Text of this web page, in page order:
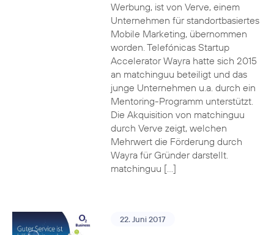
Werbung, ist von Verve, einem
Unternehmen für standortbasiertes
Mobile Marketing, übernommen
worden. Telefónicas Startup
Accelerator Wayra hatte sich 2015
an matchinguu beteiligt und das
junge Unternehmen u.a. durch ein
Mentoring-Programm unterstützt.
Die Akquisition von matchinguu
durch Verve zeigt, welchen
Mehrwert die Förderung durch
Wayra für Gründer darstellt.
matchinguu […]
22. Juni 2017